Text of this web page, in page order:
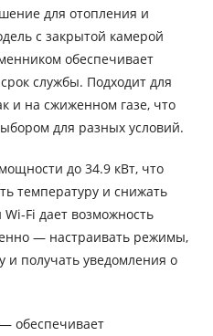
для отопления и
с закрытой камерой
обеспечивает
службы. Подходит для
и на сжиженном газе, что
для разных условий.
до 34.9 кВт, что
температуру и снижать
Fi дает возможность
— настраивать режимы,
и получать уведомления о
— обеспечивает